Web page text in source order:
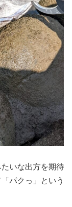
いな出方を期待
パクっ」という